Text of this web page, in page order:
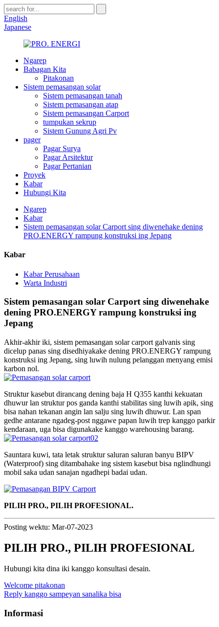
English
Japanese
Ngarep
Babagan Kita
Pitakonan
Sistem pemasangan solar
Sistem pemasangan tanah
Sistem pemasangan atap
Sistem pemasangan Carport
tumpukan sekrup
Sistem Gunung Agri Pv
pager
Pagar Surya
Pagar Arsitektur
Pagar Pertanian
Proyek
Kabar
Hubungi Kita
Ngarep
Kabar
Sistem pemasangan solar Carport sing diwenehake dening
PRO.ENERGY rampung konstruksi ing Jepang
Kabar
Kabar Perusahaan
Warta Industri
Sistem pemasangan solar Carport sing diwenehake
dening PRO.ENERGY rampung konstruksi ing
Jepang
Akhir-akhir iki, sistem pemasangan solar carport galvanis sing
dicelup panas sing disedhiyakake dening PRO.ENERGY rampung
konstruksi ing Jepang, sing luwih nulung pelanggan menyang emisi
karbon nol.
Struktur kasebut dirancang dening baja H Q355 kanthi kekuatan
dhuwur lan struktur pos ganda kanthi stabilitas sing luwih apik, sing
bisa nahan tekanan angin lan salju sing luwih dhuwur. Lan span
gedhe antarane ngadeg-post nggawe papan luwih trep kanggo parkir
kendaraan, uga bisa digunakake kanggo warehousing barang.
Sauntara kuwi, tata letak struktur saluran saluran banyu BIPV
(Waterproof) sing ditambahake ing sistem kasebut bisa nglindhungi
mobil saka udan sanajan ngadhepi badai udan.
PILIH PRO., PILIH PROFESIONAL.
Posting wektu: Mar-07-2023
PILIH PRO., PILIH PROFESIONAL
Hubungi kita dina iki kanggo konsultasi desain.
Welcome pitakonan
Reply kanggo sampeyan sanalika bisa
Informasi